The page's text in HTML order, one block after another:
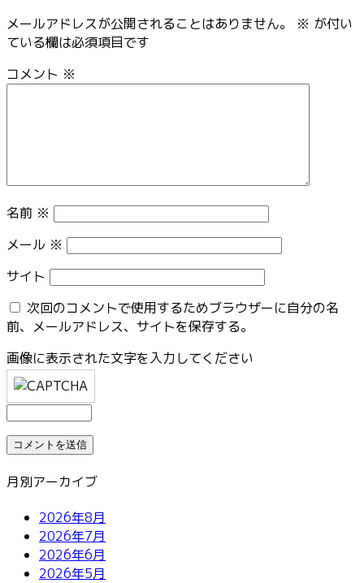
メールアドレスが公開されることはありません。 ※ が付い
ている欄は必須項目です
コメント ※
名前 ※
メール ※
サイト
次回のコメントで使用するためブラウザーに自分の名
前、メールアドレス、サイトを保存する。
画像に表示された文字を入力してください
月別アーカイブ
2026年8月
2026年7月
2026年6月
2026年5月